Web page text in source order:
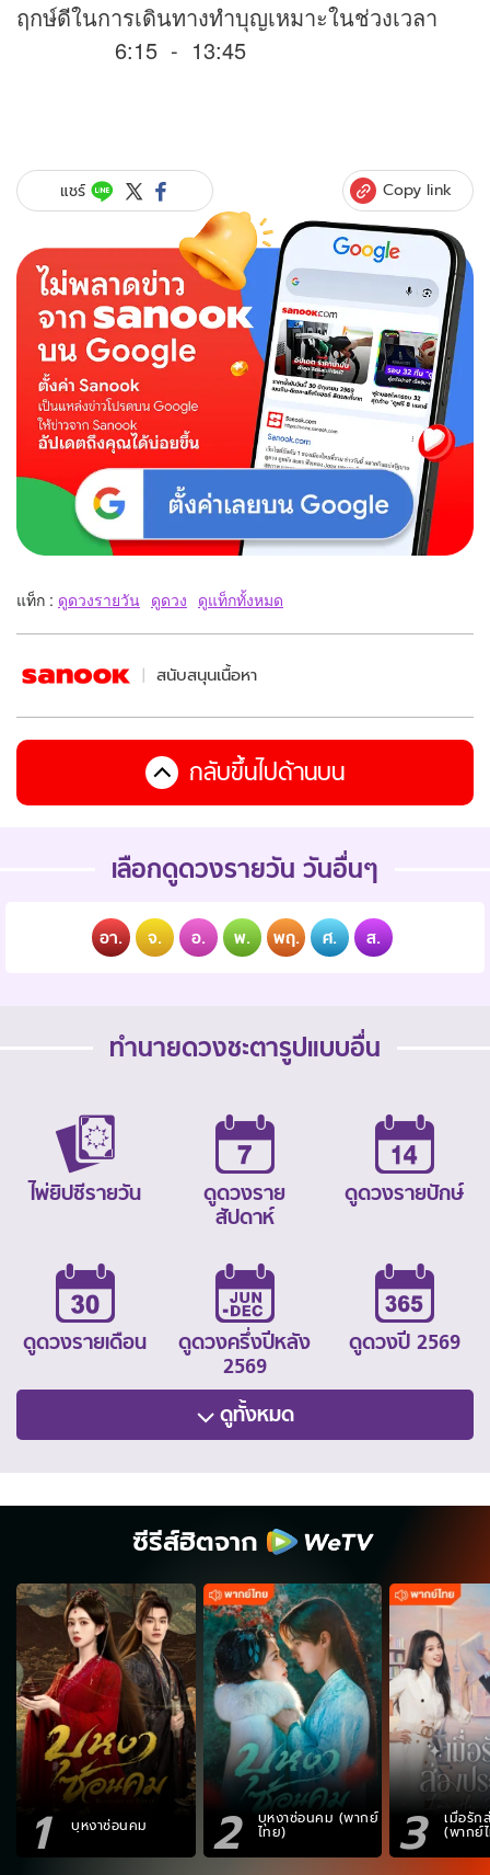
ฤกษ์ดีในการเดินทางทำบุญเหมาะในช่วงเวลา
6:15 - 13:45
แชร์ Copy link
แท็ก : ดูดวงรายวัน ดูดวง ดูแท็กทั้งหมด
สนับสนุนเนื้อหา
กลับขึ้นไปด้านบน
เลือกดูดวงรายวัน วันอื่นๆ
อา. จ. อ. พ. พฤ. ศ. ส.
ทำนายดวงชะตารูปแบบอื่น
ไพ่ยิปซีรายวัน
ดูดวงราย
สัปดาห์
ดูดวงรายปักษ์
ดูดวงรายเดือน
ดูดวงครึ่งปีหลัง
2569
ดูดวงปี 2569
ดูทั้งหมด
ซีรีส์ฮิตจาก
1 บุหงาซ่อนคม 2 บุหงาซ่อนคม (พากย์
ไทย) 3 เมื่อรัก
(พากย์